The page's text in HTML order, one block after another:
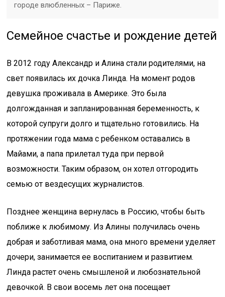
городе влюбленных – Париже.
Семейное счастье и рождение детей
В 2012 году Александр и Алина стали родителями, на
свет появилась их дочка Линда. На момент родов
девушка проживала в Америке. Это была
долгожданная и запланированная беременность, к
которой супруги долго и тщательно готовились. На
протяжении года мама с ребенком оставались в
Майами, а папа прилетал туда при первой
возможности. Таким образом, он хотел отгородить
семью от вездесущих журналистов.
Позднее женщина вернулась в Россию, чтобы быть
поближе к любимому. Из Алины получилась очень
добрая и заботливая мама, она много времени уделяет
дочери, занимается ее воспитанием и развитием.
Линда растет очень смышленой и любознательной
девочкой. В свои восемь лет она посещает